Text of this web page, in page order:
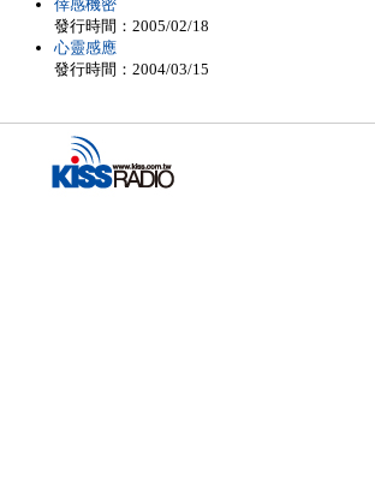
倖感機密
發行時間：2005/02/18
心靈感應
發行時間：2004/03/15